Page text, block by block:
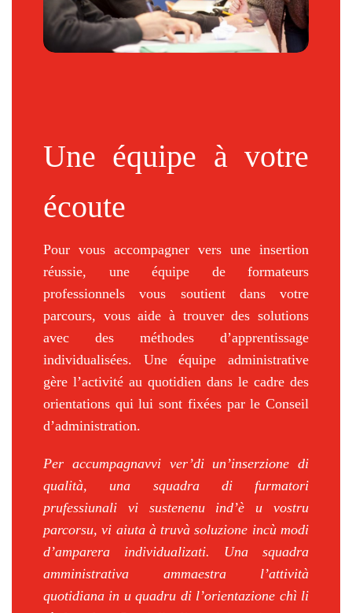
Une équipe à votre
écoute
Pour vous accompagner vers une insertion
réussie, une équipe de formateurs
professionnels vous soutient dans votre
parcours, vous aide à trouver des solutions
avec des méthodes d’apprentissage
individualisées. Une équipe administrative
gère l’activité au quotidien dans le cadre des
orientations qui lui sont fixées par le Conseil
d’administration.
Per accumpagnavvi ver’di un’inserzione di
qualità, una squadra di furmatori
prufessiunali vi sustenenu ind’è u vostru
parcorsu, vi aiuta à truvà soluzione incù modi
d’amparera individualizati. Una squadra
amministrativa ammaestra l’attività
quotidiana in u quadru di l’orientazione chì li